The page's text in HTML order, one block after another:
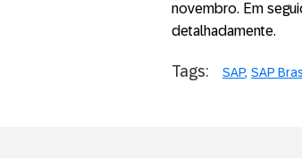
novembro. Em
detalhadamente.
Tags: SAP SAP